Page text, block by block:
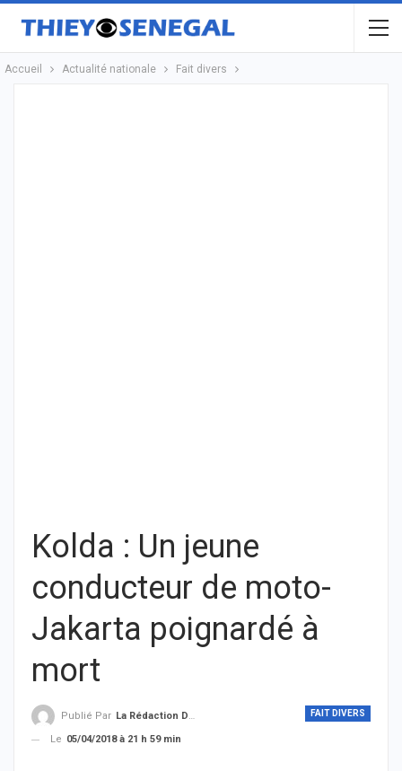
Accueil Actualité nationale Fait divers
Kolda : Un jeune
conducteur de moto-
Jakarta poignardé à
mort
FAIT DIVERS
Publié Par La Rédaction De THIEYSENEGAL.com
Le 05/04/2018 à 21 h 59 min